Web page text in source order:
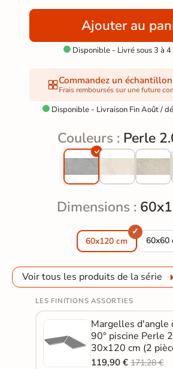
Ajouter au
Disponible - Livré sous 3 à 4
Commandez un
Frais remboursés sur une future
 Disponible - Livraison Fin Août /
Couleurs : Perle
Dimensions :
60x120 cm 60x60
Dalle
Voir tous les produits de la série
LES FINITIONS ASSORTIES
Margelles d'angle
90° piscine Perle
30x120 cm (2
119,90 €171,28 €